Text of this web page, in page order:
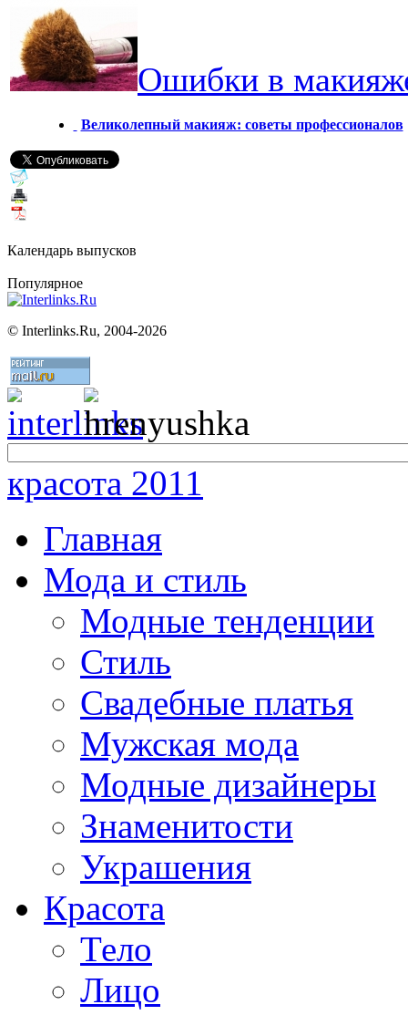
Ошибки в
Великолепный макияж: советы профессионалов
Календарь выпусков
Популярное
© Interlinks.Ru, 2004-2026
красота 2011
Главная
Мода и стиль
Модные тенденции
Стиль
Свадебные платья
Мужская мода
Модные дизайнеры
Знаменитости
Украшения
Красота
Тело
Лицо